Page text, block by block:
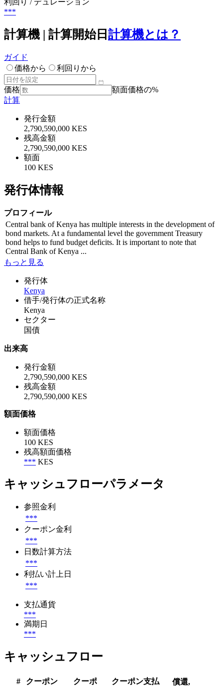
***
計算機 | 計算開始日 計算機とは？
ガイド
価格から
利回りから
価格
額面価格の%
計算
発行金額
2,790,590,000 KES
残高金額
2,790,590,000 KES
額面
100 KES
発行体情報
プロフィール
Central bank of Kenya has multiple interests in the development of
bond markets. At a fundamental level the government Treasury
bond helps to fund budget deficits. It is important to note that
Central Bank of Kenya ...
もっと見る
発行体
Kenya
借手/発行体の正式名称
Kenya
セクター
国債
出来高
発行金額
2,790,590,000 KES
残高金額
2,790,590,000 KES
額面価格
額面価格
100 KES
残高額面価格
*** KES
キャッシュフローパラメータ
参照金利
***
クーポン金利
***
日数計算方法
***
利払い計上日
***
支払通貨
***
満期日
***
キャッシュフロー
#
クーポン
クーポ
クーポン支払
償還,